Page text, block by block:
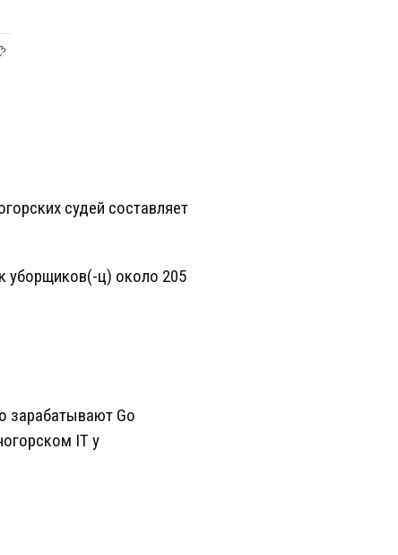
судей составляет
уборщиков(-ц) около 205
зарабатывают Go
IT у